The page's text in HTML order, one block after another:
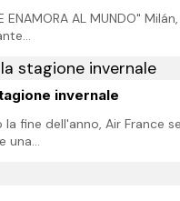
ENAMORA AL MUNDO"
invernale
fine dell'anno, Air France